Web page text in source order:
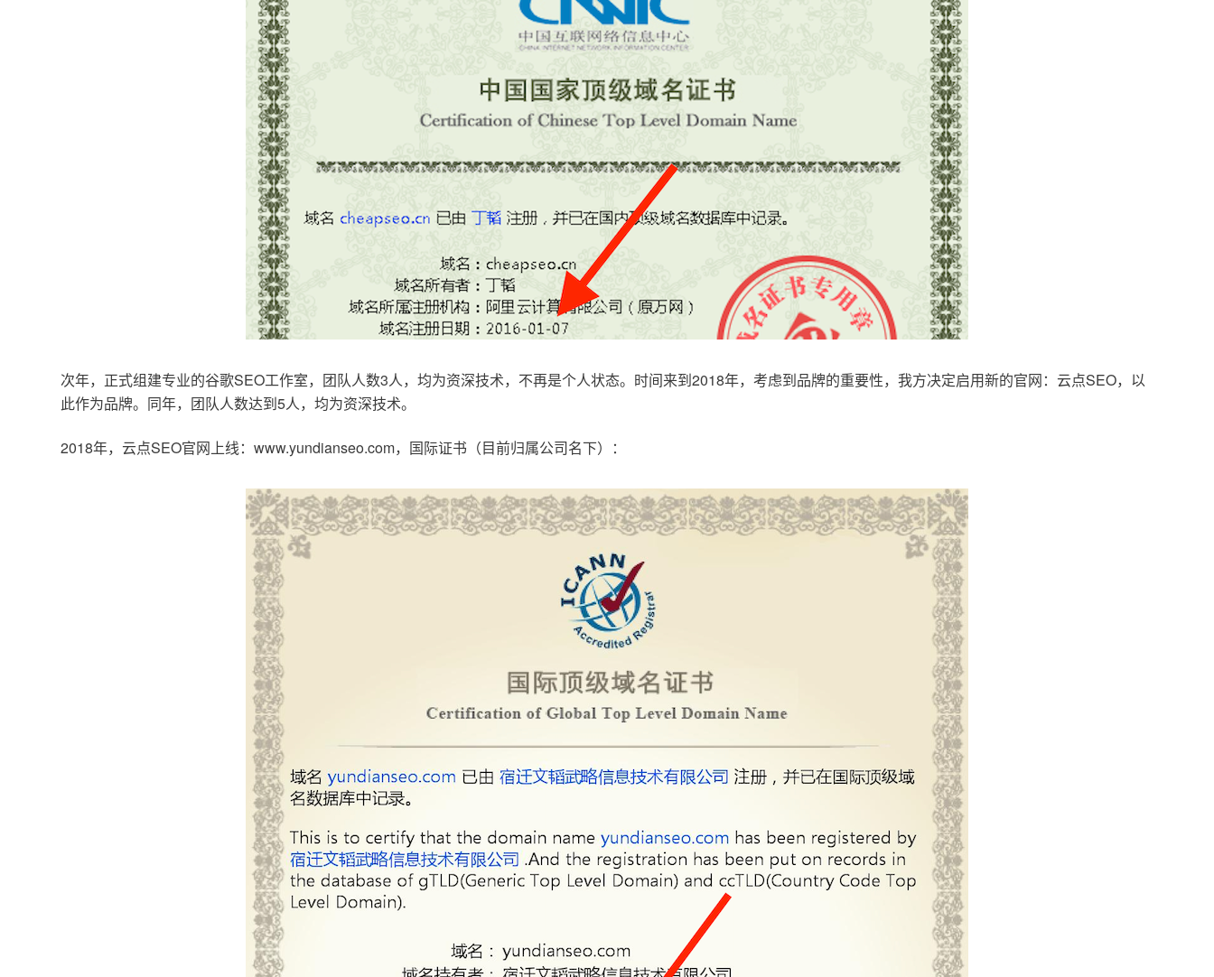
次年，正式组建专业的谷歌SEO工作室，团队人数3人，均为资深技术，不再是个人状态。时间来到2018年，考虑到品牌的重要性，我方决定启用新的官网：云点SEO，以
此作为品牌。同年，团队人数达到5人，均为资深技术。
2018年，云点SEO官网上线：www.yundianseo.com，国际证书（目前归属公司名下）：